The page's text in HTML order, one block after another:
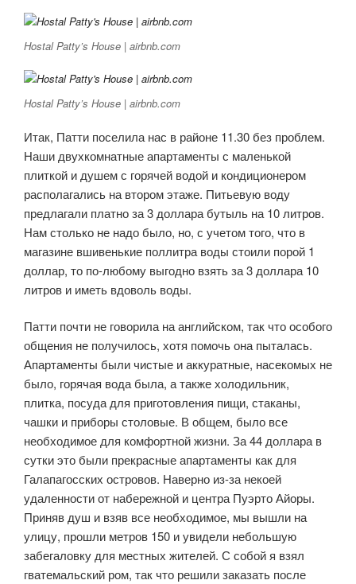
Hostal Patty’s House | airbnb.com
Hostal Patty’s House | airbnb.com
Итак, Патти поселила нас в районе 11.30 без проблем.
Наши двухкомнатные апартаменты с маленькой
плиткой и душем с горячей водой и кондиционером
располагались на втором этаже. Питьевую воду
предлагали платно за 3 доллара бутыль на 10 литров.
Нам столько не надо было, но, с учетом того, что в
магазине вшивенькие поллитра воды стоили порой 1
доллар, то по-любому выгодно взять за 3 доллара 10
литров и иметь вдоволь воды.
Патти почти не говорила на английском, так что особого
общения не получилось, хотя помочь она пыталась.
Апартаменты были чистые и аккуратные, насекомых не
было, горячая вода была, а также холодильник,
плитка, посуда для приготовления пищи, стаканы,
чашки и приборы столовые. В общем, было все
необходимое для комфортной жизни. За 44 доллара в
сутки это были прекрасные апартаменты как для
Галапагосских островов. Наверно из-за некоей
удаленности от набережной и центра Пуэрто Айоры.
Приняв душ и взяв все необходимое, мы вышли на
улицу, прошли метров 150 и увидели небольшую
забегаловку для местных жителей. С собой я взял
гватемальский ром, так что решили заказать после